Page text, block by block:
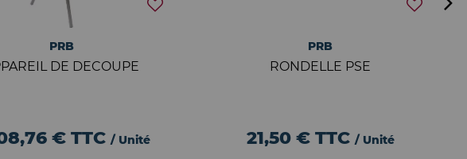
PRB
DE DECOUPE
€TTC / Unité
PRB
RONDELLE PSE
21,50 € TTC / Unité